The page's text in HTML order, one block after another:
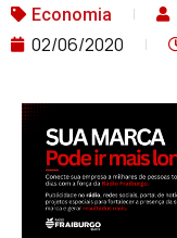
Economia
02/06/2020